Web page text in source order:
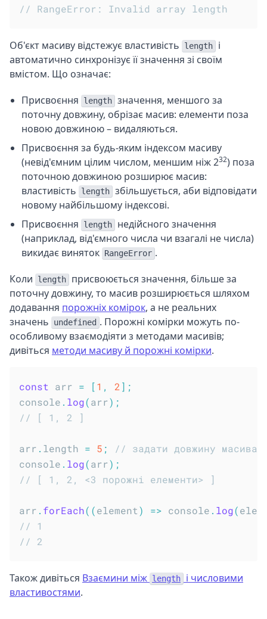
// RangeError: Invalid array length
Об'єкт масиву відстежує властивість length
і
автоматично синхронізує її значення зі своїм
вмістом. Що означає:
Присвоєння
length значення, меншого за
поточну довжину, обрізає масив: елементи поза
новою довжиною – видаляються.
Присвоєння за будь-яким індексом масиву
(невід'ємним цілим числом, меншим ніж 232) поза
поточною довжиною розширює масив:
властивість
length збільшується, аби відповідати
новому найбільшому індексові.
Присвоєння
length
недійсного значення
(наприклад, від'ємного числа чи взагалі не числа)
викидає виняток RangeError .
Коли
length
присвоюється значення, більше за
поточну довжину, то масив розширюється шляхом
додавання порожніх комірок, а не реальних
значень
undefined . Порожні комірки можуть по-
особливому взаємодіяти з методами масивів;
дивіться методи масиву й порожні комірки.
const arr = [1 , 2 ] ;
console . log(arr) ;
// [ 1, 2 ]
arr . length = 5 ;
// задати довжину масива
console . log(arr) ;
// [ 1, 2, <3 порожні елементи> ]
arr . forEach( (element) => console . log(
// 1
// 2
Також дивіться Взаємини між length
і числовими
властивостями.